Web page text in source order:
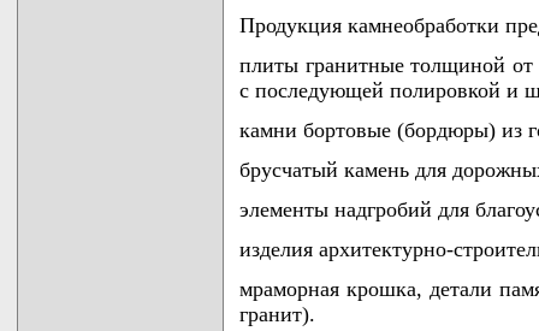
Продукция камнеобработки
плиты гранитные толщиной
с последующей полировкой и
камни бортовые (бордюры) из
брусчатый камень для
элементы надгробий для
изделия архитектурно-
мраморная крошка, детали
гранит).